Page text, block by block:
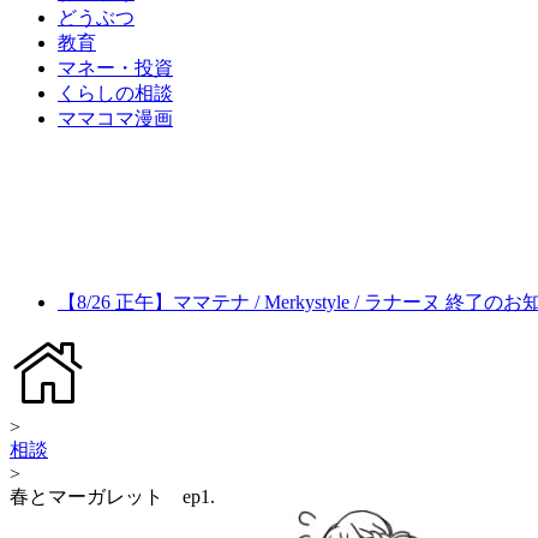
どうぶつ
教育
マネー・投資
くらしの相談
ママコマ漫画
【8/26 正午】ママテナ / Merkystyle / ラナーヌ 終了のお
>
相談
>
春とマーガレット ep1.